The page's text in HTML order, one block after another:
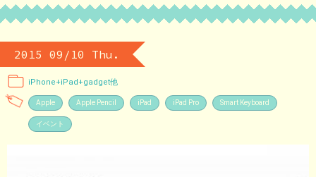
2015 09/10 Thu.
iPhone+iPad+gadget他
Apple Apple Pencil iPad iPad Pro Smart Keyboard
イベント